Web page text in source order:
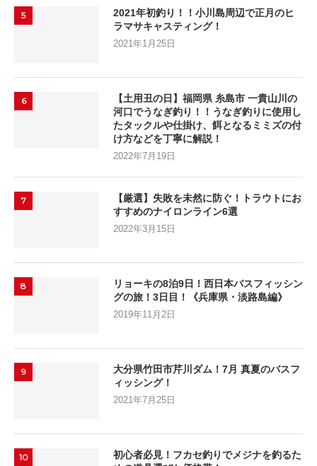
5
2021年初釣り！！小川島周辺で正月のヒ
ラマサキャスティング！
2021年1月25日
6
【土用丑の日】福岡県 糸島市 一貴山川の
河口でうなぎ釣り！！うなぎ釣りに使用し
たタックルや仕掛け、餌となるミミズの付
け方などを丁寧に解説！
2022年7月19日
7
【厳選】失敗を未然に防ぐ！トラウトにお
すすめのナイロンライン6選
2022年3月15日
8
リョーキの8泊9日！西日本バスフィッシン
グの旅！3日目！《兵庫県・淡路島編》
2019年11月2日
9
大分県竹田市芹川ダム！7月 真夏のバスフ
ィッシング！
2021年7月25日
10
初心者必見！フカセ釣りでメジナを釣るた